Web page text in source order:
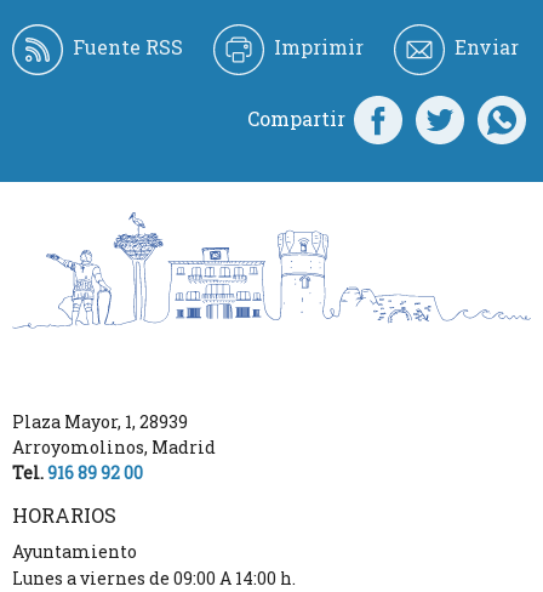
Fuente RSS Imprimir Enviar
Compartir
Plaza Mayor, 1, 28939
Arroyomolinos, Madrid
Tel.916 89 92 00
HORARIOS
Ayuntamiento
Lunes a viernes de 09:00 A 14:00 h.